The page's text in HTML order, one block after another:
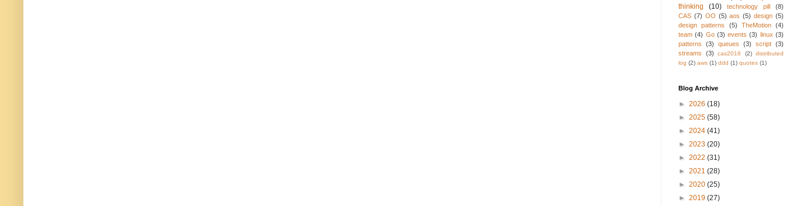
thinking
(10) technology pill
(8)
CAS (7) OO (5) aos (5) design (5)
design patterns
(5) TheMotion
(4)
team (4) Go (3) events (3) linux (3)
patterns
(3) queues (3) script (3)
streams
(3) cas2016 (2) distributed
log (2) aws (1) ddd (1) quotes (1)
Blog Archive
► 2026 (18)
► 2025 (58)
► 2024 (41)
► 2023 (20)
► 2022 (31)
► 2021 (28)
► 2020 (25)
► 2019 (27)